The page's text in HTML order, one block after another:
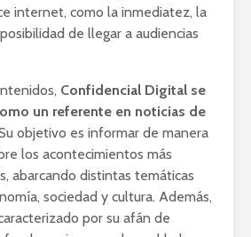
internet, como la inmediatez, la
de llegar a audiencias
Confidencial Digital se
un referente en noticias de
objetivo es informar de manera
los acontecimientos más
abarcando distintas temáticas
sociedad y cultura. Además,
por su afán de